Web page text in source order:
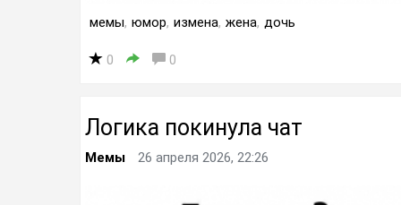
мемы, юмор, измена, жена, дочь
0 0
Логика покинула чат
Мемы 26 апреля 2026, 22:26